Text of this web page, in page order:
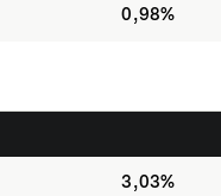
0,98%
3,03%